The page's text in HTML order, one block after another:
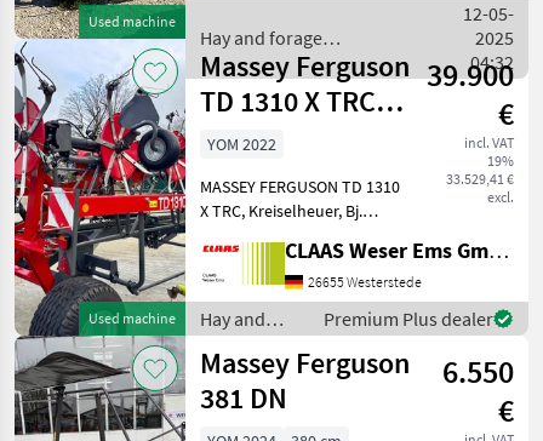
Used machine
Hay and forage
equipment / Massey
Ferguson
12-05-
2025
04:32
Used machine
Massey Ferguson
TD 1310 X TRC,
wie NEU !
39.900
€
incl. VAT
19%
33.529,41 €
excl.
YOM 2022
MASSEY FERGUSON TD 1310
X TRC, Kreiselheuer, Bj.
10 Kreisel, 5-fache
Wurfwinkelanpassung,
Zinkenverlustsicherung,
hydr. Klappung, Gelenkw
CLAAS Weser Ems GmbH
26655 Westerstede
Hay and
forage
equipment /
Massey
Ferguson
Premium Plus dealer
Massey Ferguson
381 DN
6.550
€